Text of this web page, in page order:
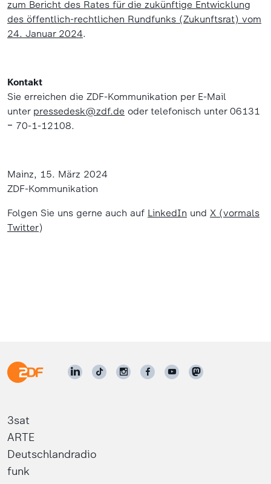
zum Bericht des Rates für die zukünftige Entwicklung
des öffentlich-rechtlichen Rundfunks (Zukunftsrat) vom
24. Januar 2024.
Kontakt
Sie erreichen die ZDF-Kommunikation per E-Mail
unter pressedesk@zdf.de oder telefonisch unter 06131
‒ 70-1-12108.
Mainz, 15. März 2024
ZDF-Kommunikation
Folgen Sie uns gerne auch auf LinkedIn und X (vormals
Twitter)
3sat
ARTE
Deutschlandradio
funk